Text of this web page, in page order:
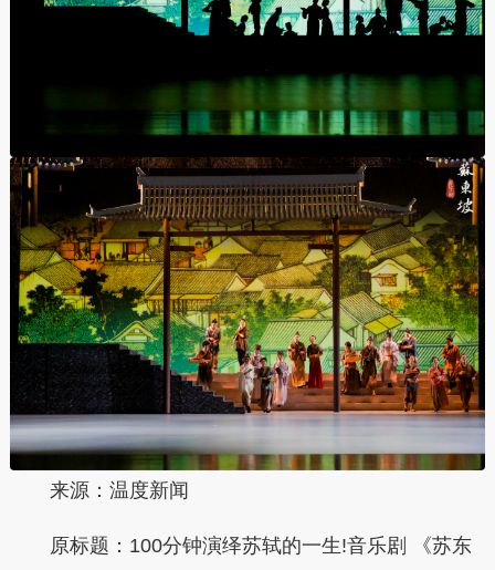
来源：温度新闻
原标题： 100分钟演绎苏轼的一生!音乐剧 《苏东